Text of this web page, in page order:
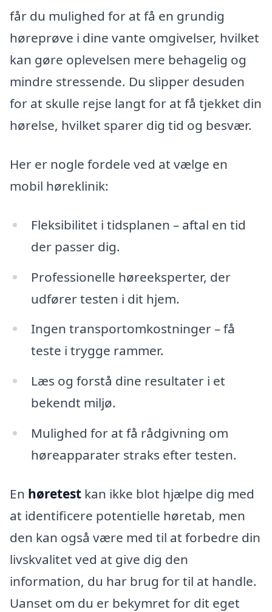
får du mulighed for at få en grundig
høreprøve i dine vante omgivelser, hvilket
kan gøre oplevelsen mere behagelig og
mindre stressende. Du slipper desuden
for at skulle rejse langt for at få tjekket din
hørelse, hvilket sparer dig tid og besvær.
Her er nogle fordele ved at vælge en
mobil høreklinik:
Fleksibilitet i tidsplanen – aftal en tid
der passer dig.
Professionelle høreeksperter, der
udfører testen i dit hjem.
Ingen transportomkostninger – få
teste i trygge rammer.
Læs og forstå dine resultater i et
bekendt miljø.
Mulighed for at få rådgivning om
høreapparater straks efter testen.
En høretest kan ikke blot hjælpe dig med
at identificere potentielle høretab, men
den kan også være med til at forbedre din
livskvalitet ved at give dig den
information, du har brug for til at handle.
Uanset om du er bekymret for dit eget